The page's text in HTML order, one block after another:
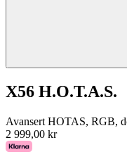
X56 H.O.T.A.S.
Avansert HOTAS, RGB,
2 999,00 kr